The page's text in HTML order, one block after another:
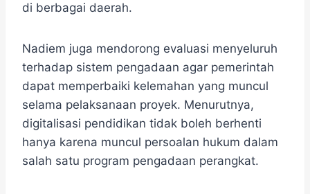
di berbagai daerah.
Nadiem juga mendorong evaluasi menyeluruh
terhadap sistem pengadaan agar pemerintah
dapat memperbaiki kelemahan yang muncul
selama pelaksanaan proyek. Menurutnya,
digitalisasi pendidikan tidak boleh berhenti
hanya karena muncul persoalan hukum dalam
salah satu program pengadaan perangkat.